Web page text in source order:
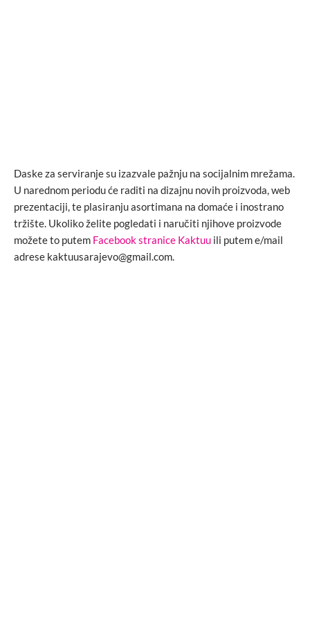
Daske za serviranje su izazvale pažnju na socijalnim mrežama.
U narednom periodu će raditi na dizajnu novih proizvoda, web
prezentaciji, te plasiranju asortimana na domaće i inostrano
tržište. Ukoliko želite pogledati i naručiti njihove proizvode
možete to putem Facebook stranice Kaktuu ili putem e/mail
adrese kaktuusarajevo@gmail.com.